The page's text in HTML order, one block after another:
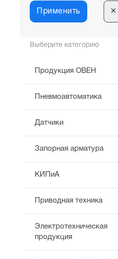
Выберите категорию
Продукция ОВЕН
Пневмоавтоматика
Датчики
Запорная арматура
КИПиА
Приводная техника
Электротехническая
продукция
Применить ✕